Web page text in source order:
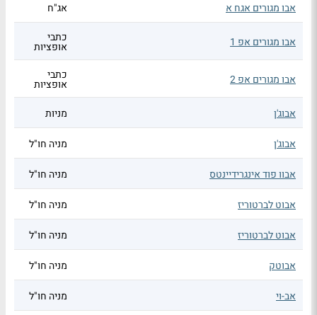
אבו מגורים אגח א אג"ח
אבו מגורים אפ 1 כתבי
אופציות
אבו מגורים אפ 2 כתבי
אופציות
אבוג'ן
מניות
אבוג'ן מניה חו"ל
אבוו פוד אינגרידיינטס מניה חו"ל
אבוט לברטוריז מניה חו"ל
אבוט לברטוריז מניה חו"ל
אבוטק מניה חו"ל
אב-וי מניה חו"ל